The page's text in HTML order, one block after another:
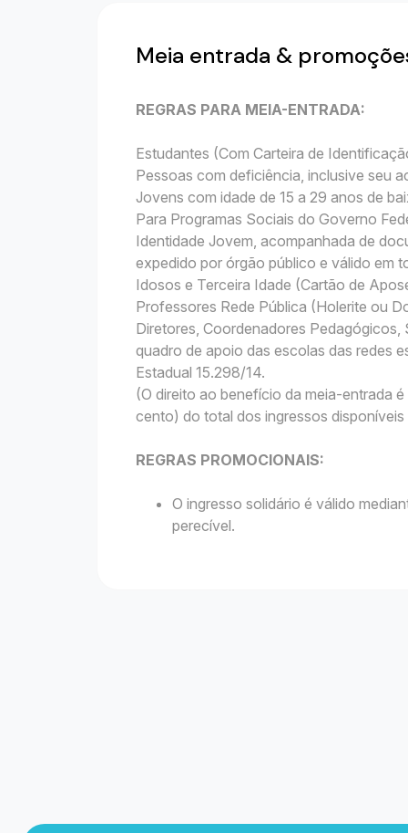
Meia entrada &
REGRAS PARA MEIA-ENTRADA:
Estudantes (Com Carteira de
Pessoas com deficiência, inclusive seu
Jovens com idade de 15 a 29 anos de
Para Programas Sociais do Governo
Identidade Jovem, acompanhada de
expedido por órgão público e válido em
Idosos e Terceira Idade (Cartão de
Professores Rede Pública (Holerite ou
Diretores, Coordenadores
quadro de apoio das escolas das redes
Estadual 15.298/14.
(O direito ao benefício da meia-entrada
cento) do total dos ingressos
REGRAS PROMOCIONAIS:
O ingresso solidário é válido
perecível.